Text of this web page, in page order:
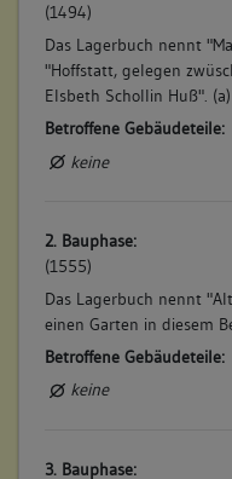
(1494)
Das Lagerbuch nennt
"Hoffstatt, gelegen
Elsbeth Schollin Huß". (a)
Betroffene Gebäudeteile:
keine
2. Bauphase:
(1555)
Das Lagerbuch nennt
einen Garten in diesem
Betroffene Gebäudeteile:
keine
3. Bauphase: